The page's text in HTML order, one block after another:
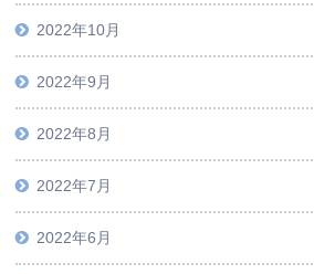
2022年10月
2022年9月
2022年8月
2022年7月
2022年6月